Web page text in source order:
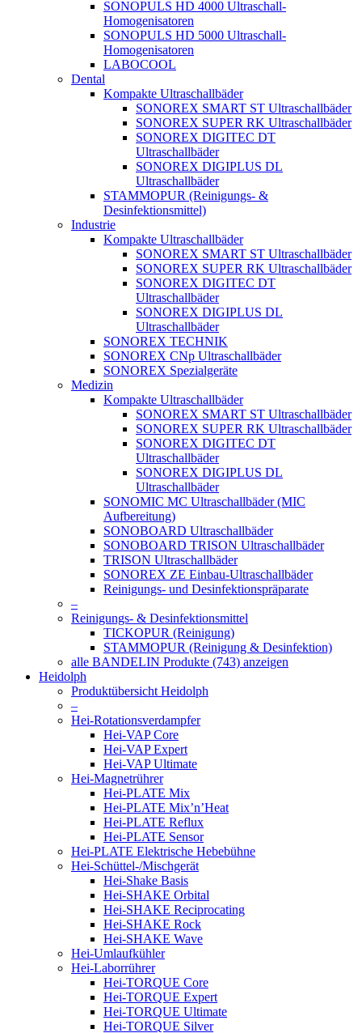
SONOPULS HD 4000 Ultraschall-
Homogenisatoren
SONOPULS HD 5000 Ultraschall-
Homogenisatoren
LABOCOOL
Dental
Kompakte Ultraschallbäder
SONOREX SMART ST Ultraschallbäder
SONOREX SUPER RK Ultraschallbäder
SONOREX DIGITEC DT
Ultraschallbäder
SONOREX DIGIPLUS DL
Ultraschallbäder
STAMMOPUR (Reinigungs- &
Desinfektionsmittel)
Industrie
Kompakte Ultraschallbäder
SONOREX SMART ST Ultraschallbäder
SONOREX SUPER RK Ultraschallbäder
SONOREX DIGITEC DT
Ultraschallbäder
SONOREX DIGIPLUS DL
Ultraschallbäder
SONOREX TECHNIK
SONOREX CNp Ultraschallbäder
SONOREX Spezialgeräte
Medizin
Kompakte Ultraschallbäder
SONOREX SMART ST Ultraschallbäder
SONOREX SUPER RK Ultraschallbäder
SONOREX DIGITEC DT
Ultraschallbäder
SONOREX DIGIPLUS DL
Ultraschallbäder
SONOMIC MC Ultraschallbäder (MIC
Aufbereitung)
SONOBOARD Ultraschallbäder
SONOBOARD TRISON Ultraschallbäder
TRISON Ultraschallbäder
SONOREX ZE Einbau-Ultraschallbäder
Reinigungs- und Desinfektionspräparate
–
Reinigungs- & Desinfektionsmittel
TICKOPUR (Reinigung)
STAMMOPUR (Reinigung & Desinfektion)
alle BANDELIN Produkte (743) anzeigen
Heidolph
Produktübersicht Heidolph
–
Hei-Rotationsverdampfer
Hei-VAP Core
Hei-VAP Expert
Hei-VAP Ultimate
Hei-Magnetrührer
Hei-PLATE Mix
Hei-PLATE Mix’n’Heat
Hei-PLATE Reflux
Hei-PLATE Sensor
Hei-PLATE Elektrische Hebebühne
Hei-Schüttel-/Mischgerät
Hei-Shake Basis
Hei-SHAKE Orbital
Hei-SHAKE Reciprocating
Hei-SHAKE Rock
Hei-SHAKE Wave
Hei-Umlaufkühler
Hei-Laborrührer
Hei-TORQUE Core
Hei-TORQUE Expert
Hei-TORQUE Ultimate
Hei-TORQUE Silver